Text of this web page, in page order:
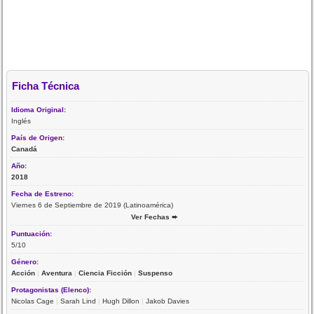
Ficha Técnica
Idioma Original:
Inglés
País de Origen:
Canadá
Año:
2018
Fecha de Estreno:
Viernes 6 de Septiembre de 2019 (Latinoamérica)
Ver Fechas ➨
Puntuación:
5/10
Género:
Acción |Aventura |Ciencia Ficción |Suspenso
Protagonistas (Elenco):
Nicolas Cage |Sarah Lind |Hugh Dillon |Jakob Davies